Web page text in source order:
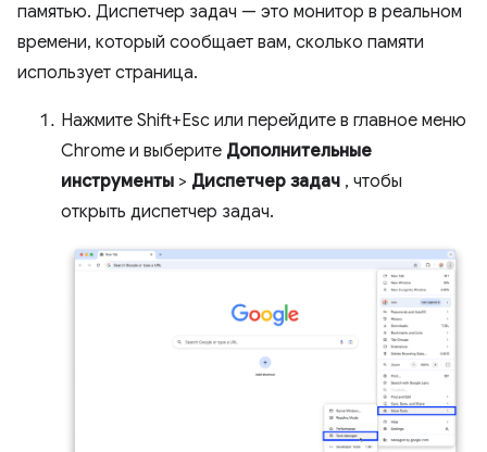
памятью. Диспетчер задач — это монитор в реальном
времени, который сообщает вам, сколько памяти
использует страница.
Нажмите Shift+Esc или перейдите в главное меню
Chrome и выберите Дополнительные
инструменты > Диспетчер задач , чтобы
открыть диспетчер задач.